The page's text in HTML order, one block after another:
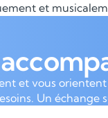
et
et vous
Un échange